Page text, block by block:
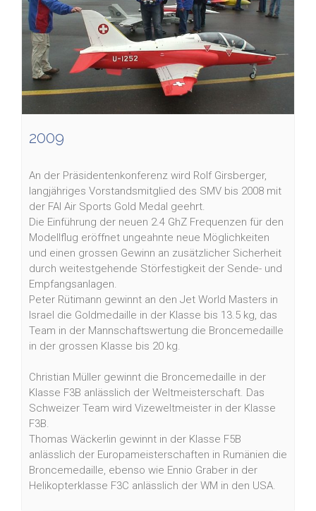
2009
An der Präsidentenkonferenz wird Rolf Girsberger,
langjähriges Vorstandsmitglied des SMV bis 2008 mit
der FAI Air Sports Gold Medal geehrt.
Die Einführung der neuen 2.4 GhZ Frequenzen für den
Modellflug eröffnet ungeahnte neue Möglichkeiten
und einen grossen Gewinn an zusätzlicher Sicherheit
durch weitestgehende Störfestigkeit der Sende- und
Empfangsanlagen.
Peter Rütimann gewinnt an den Jet World Masters in
Israel die Goldmedaille in der Klasse bis 13.5 kg, das
Team in der Mannschaftswertung die Broncemedaille
in der grossen Klasse bis 20 kg.
Christian Müller gewinnt die Broncemedaille in der
Klasse F3B anlässlich der Weltmeisterschaft. Das
Schweizer Team wird Vizeweltmeister in der Klasse
F3B.
Thomas Wäckerlin gewinnt in der Klasse F5B
anlässlich der Europameisterschaften in Rumänien die
Broncemedaille, ebenso wie Ennio Graber in der
Helikopterklasse F3C anlässlich der WM in den USA.